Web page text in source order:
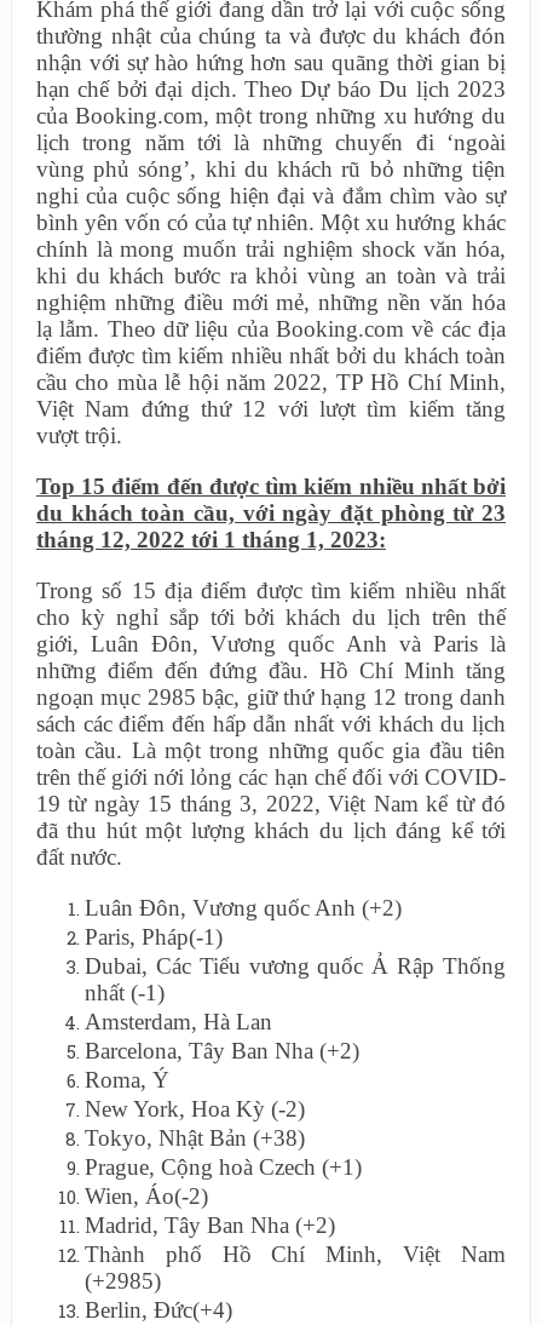
Khám phá thế giới đang dần trở lại với cuộc sống
thường nhật của chúng ta và được du khách đón
nhận với sự hào hứng hơn sau quãng thời gian bị
hạn chế bởi đại dịch. Theo Dự báo Du lịch 2023
của Booking.com, một trong những xu hướng du
lịch trong năm tới là những chuyến đi ‘ngoài
vùng phủ sóng’, khi du khách rũ bỏ những tiện
nghi của cuộc sống hiện đại và đắm chìm vào sự
bình yên vốn có của tự nhiên. Một xu hướng khác
chính là mong muốn trải nghiệm shock văn hóa,
khi du khách bước ra khỏi vùng an toàn và trải
nghiệm những điều mới mẻ, những nền văn hóa
lạ lẫm. Theo dữ liệu của Booking.com về các địa
điểm được tìm kiếm nhiều nhất bởi du khách toàn
cầu cho mùa lễ hội năm 2022, TP Hồ Chí Minh,
Việt Nam đứng thứ 12 với lượt tìm kiếm tăng
vượt trội.
Top 15 điểm đến được tìm kiếm nhiều nhất bởi
du khách toàn cầu, với ngày đặt phòng từ 23
tháng 12, 2022 tới 1 tháng 1, 2023:
Trong số 15 địa điểm được tìm kiếm nhiều nhất
cho kỳ nghỉ sắp tới bởi khách du lịch trên thế
giới, Luân Đôn, Vương quốc Anh và Paris là
những điểm đến đứng đầu. Hồ Chí Minh tăng
ngoạn mục 2985 bậc, giữ thứ hạng 12 trong danh
sách các điểm đến hấp dẫn nhất với khách du lịch
toàn cầu. Là một trong những quốc gia đầu tiên
trên thế giới nới lỏng các hạn chế đối với COVID-
19 từ ngày 15 tháng 3, 2022, Việt Nam kể từ đó
đã thu hút một lượng khách du lịch đáng kể tới
đất nước.
Luân Đôn, Vương quốc Anh (+2)
Paris, Pháp(-1)
Dubai, Các Tiểu vương quốc Ả Rập Thống
nhất (-1)
Amsterdam, Hà Lan
Barcelona, Tây Ban Nha (+2)
Roma, Ý
New York, Hoa Kỳ (-2)
Tokyo, Nhật Bản (+38)
Prague, Cộng hoà Czech (+1)
Wien, Áo(-2)
Madrid, Tây Ban Nha (+2)
Thành phố Hồ Chí Minh, Việt Nam
(+2985)
Berlin, Đức(+4)